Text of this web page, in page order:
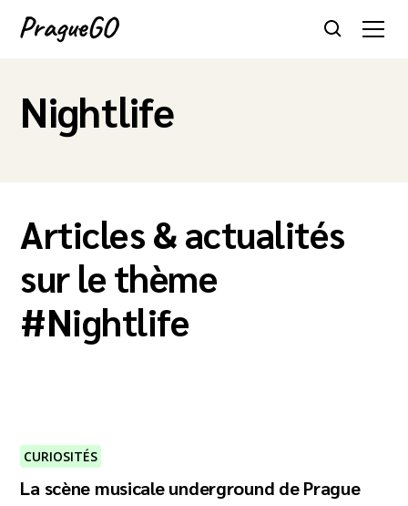
Nightlife
Articles & actualités
sur le thème
#Nightlife
CURIOSITÉS
La scène musicale underground de Prague